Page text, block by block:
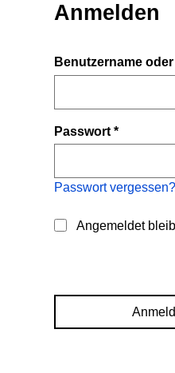
Anmelden
Benutzername
Passwort*
Passwort vergessen?
Angemeldet